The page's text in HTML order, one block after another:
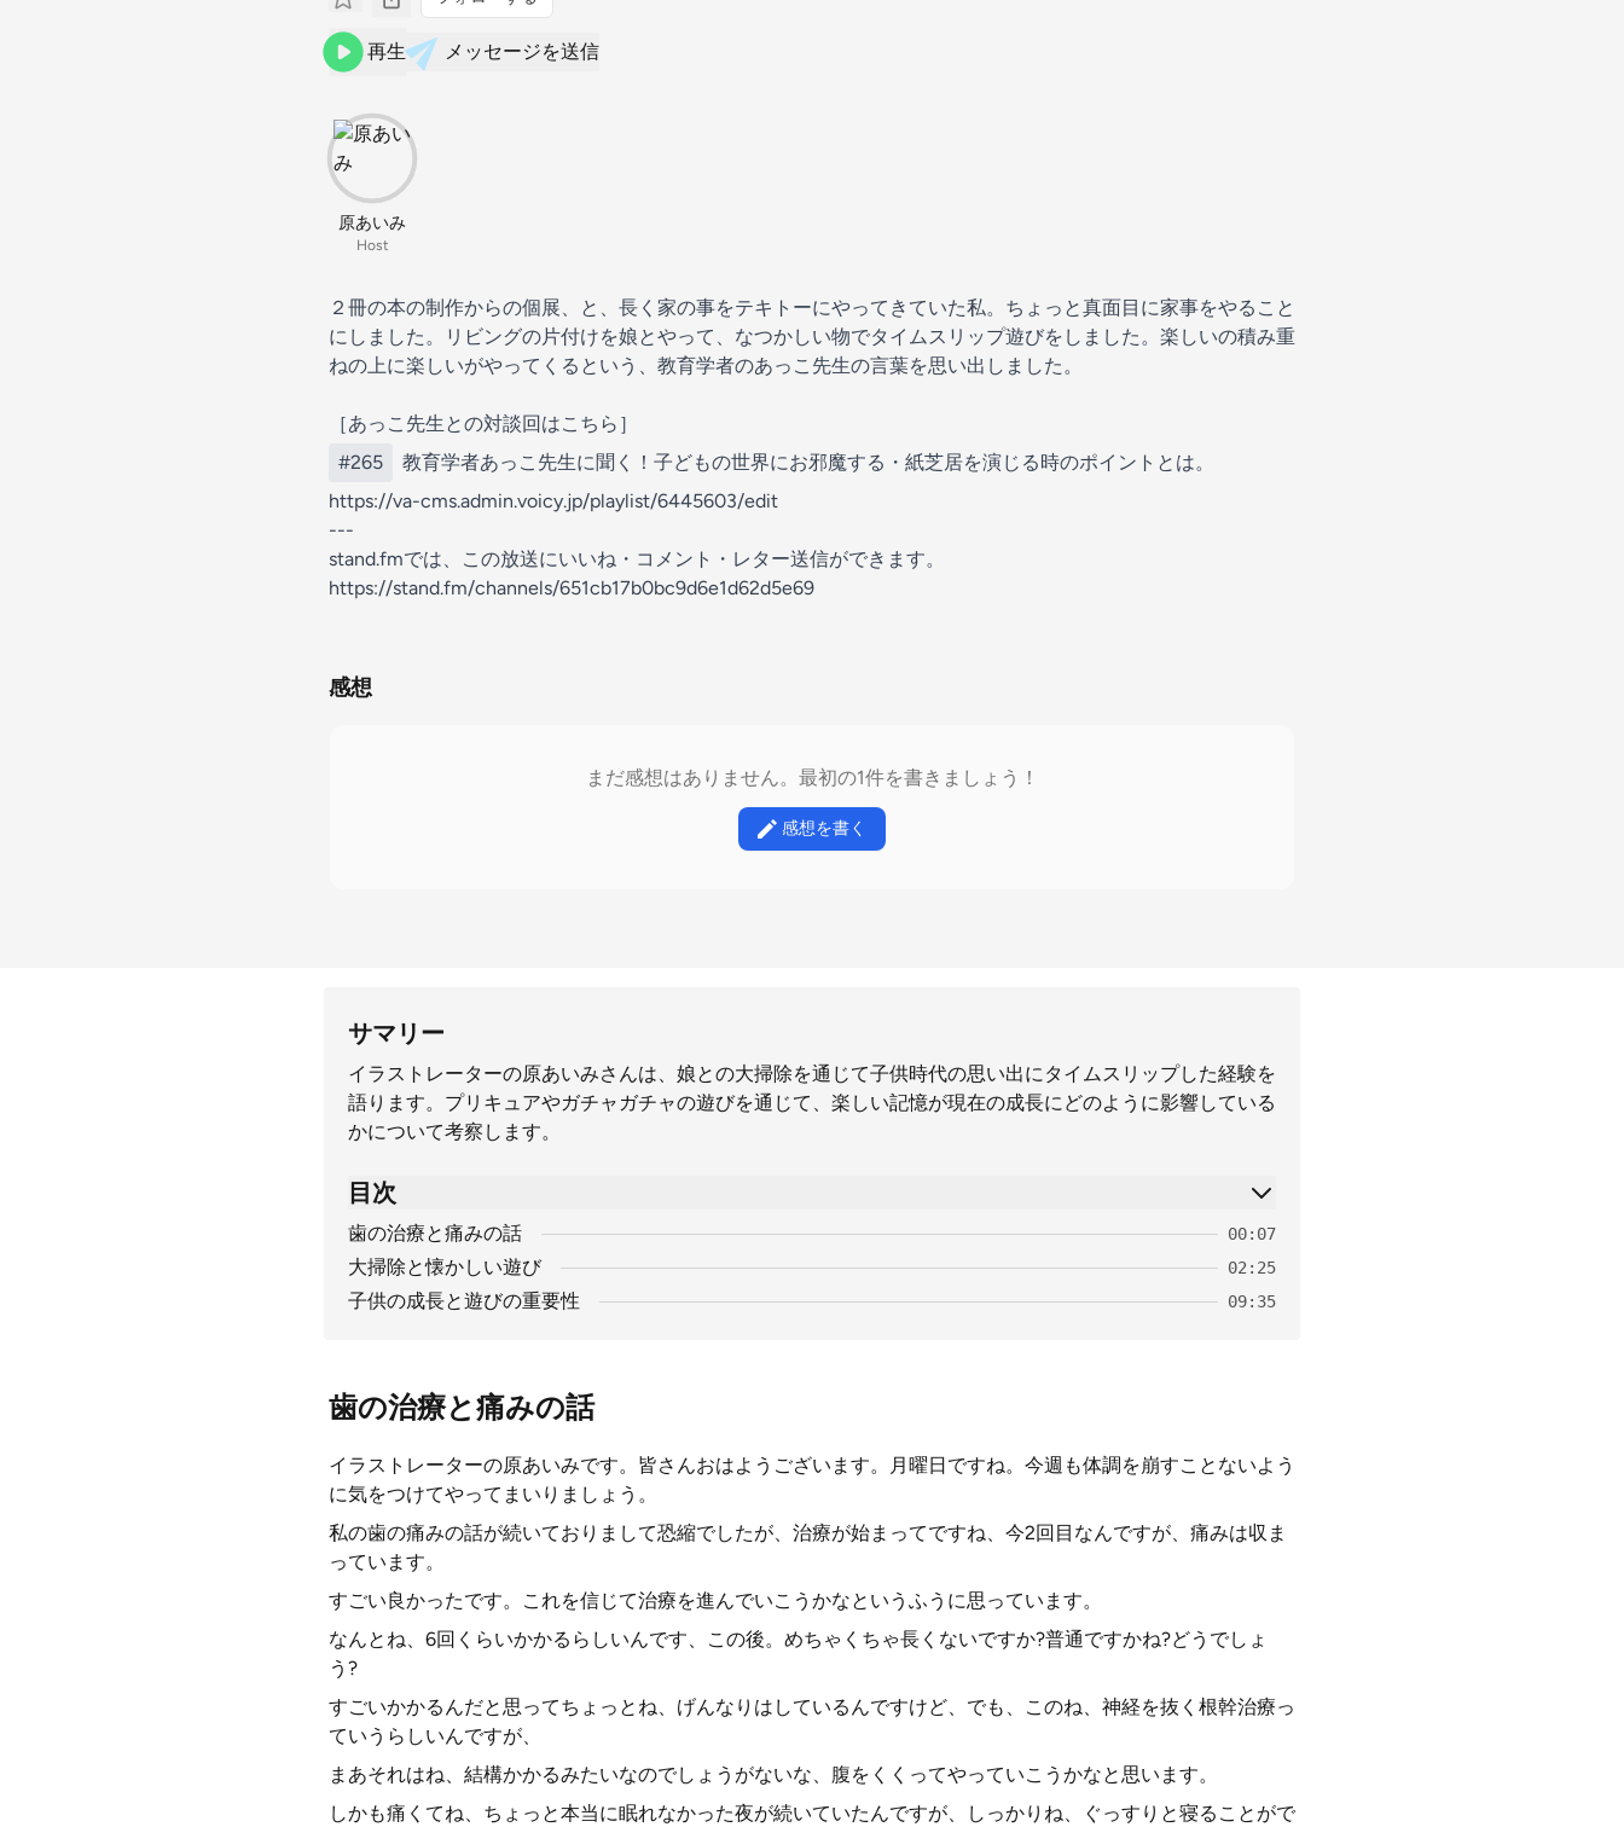
再生 メッセージを送信
原あいみ
Host
２冊の本の制作からの個展、と、長く家の事をテキトーにやってきていた私。ちょっと真面目に家事をやること
にしました。リビングの片付けを娘とやって、なつかしい物でタイムスリップ遊びをしました。楽しいの積み重
ねの上に楽しいがやってくるという、教育学者のあっこ先生の言葉を思い出しました。
［あっこ先生との対談回はこちら］
#265
教育学者あっこ先生に聞く！子どもの世界にお邪魔する・紙芝居を演じる時のポイントとは。
https://va-cms.admin.voicy.jp/playlist/6445603/edit
---
stand.fmでは、この放送にいいね・コメント・レター送信ができます。
https://stand.fm/channels/651cb17b0bc9d6e1d62d5e69
感想
まだ感想はありません。最初の1件を書きましょう！
感想を書く
サマリー
イラストレーターの原あいみさんは、娘との大掃除を通じて子供時代の思い出にタイムスリップした経験を
語ります。プリキュアやガチャガチャの遊びを通じて、楽しい記憶が現在の成長にどのように影響している
かについて考察します。
目次
歯の治療と痛みの話 00:07
大掃除と懐かしい遊び 02:25
子供の成長と遊びの重要性 09:35
歯の治療と痛みの話
イラストレーターの原あいみです。皆さんおはようございます。月曜日ですね。今週も体調を崩すことないよう
に気をつけてやってまいりましょう。
私の歯の痛みの話が続いておりまして恐縮でしたが、治療が始まってですね、今2回目なんですが、痛みは収ま
っています。
すごい良かったです。これを信じて治療を進んでいこうかなというふうに思っています。
なんとね、6回くらいかかるらしいんです、この後。めちゃくちゃ長くないですか?普通ですかね?どうでしょ
う?
すごいかかるんだと思ってちょっとね、げんなりはしているんですけど、でも、このね、神経を抜く根幹治療っ
ていうらしいんですが、
まあそれはね、結構かかるみたいなのでしょうがないな、腹をくくってやっていこうかなと思います。
しかも痛くてね、ちょっと本当に眠れなかった夜が続いていたんですが、しっかりね、ぐっすりと寝ることがで